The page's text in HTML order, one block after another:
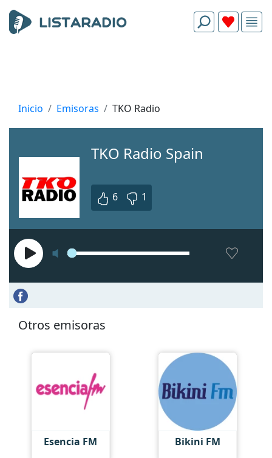
Inicio Emisoras TKO Radio
TKO Radio Spain
6 1
Otros emisoras
Esencia FM Bikini FM